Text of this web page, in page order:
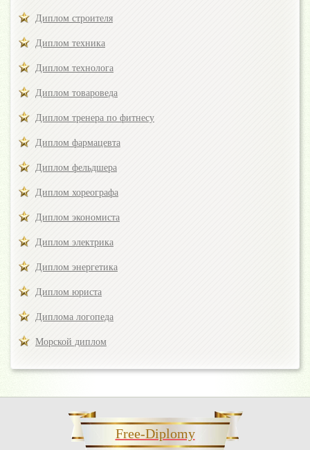
Диплом строителя
Диплом техника
Диплом технолога
Диплом товароведа
Диплом тренера по фитнесу
Диплом фармацевта
Диплом фельдшера
Диплом хореографа
Диплом экономиста
Диплом электрика
Диплом энергетика
Диплом юриста
Диплома логопеда
Морской диплом
Free-Diplomy